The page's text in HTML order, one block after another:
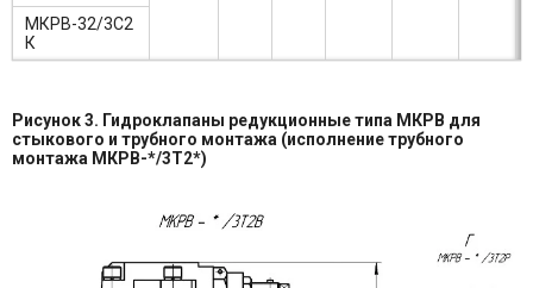
МКРВ-32/3С2
К
Рисунок 3. Гидроклапаны редукционные типа МКРВ для
стыкового и трубного монтажа (исполнение трубного
монтажа МКРВ-*/3Т2*)